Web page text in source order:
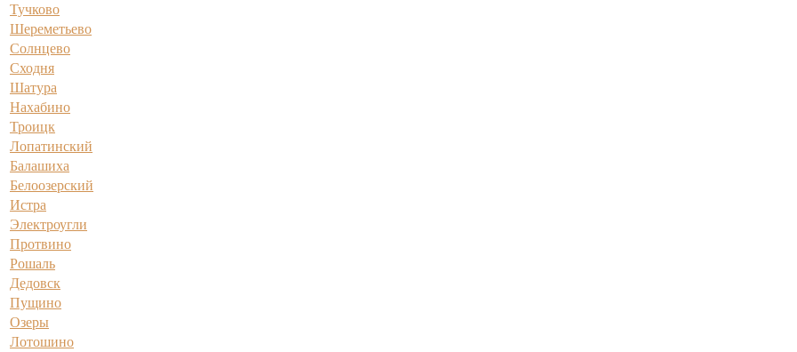
Тучково
Шереметьево
Солнцево
Сходня
Шатура
Нахабино
Троицк
Лопатинский
Балашиха
Белоозерский
Истра
Электроугли
Протвино
Рошаль
Дедовск
Пущино
Озеры
Лотошино